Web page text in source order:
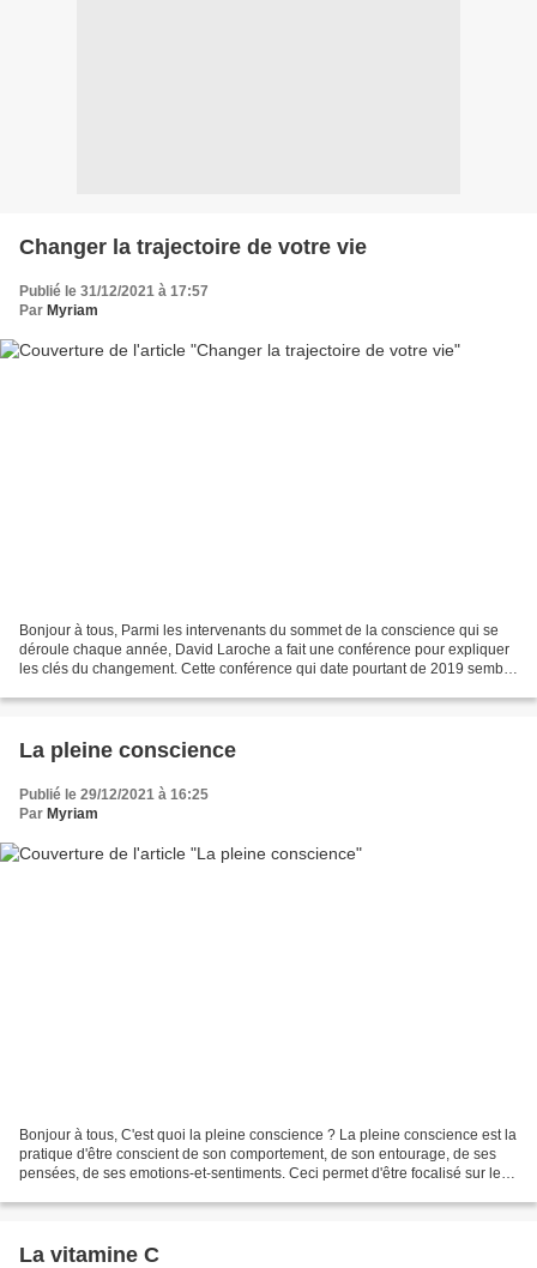
Changer la trajectoire de votre vie
Publié le 31/12/2021 à 17:57
Par Myriam
Bonjour à tous, Parmi les intervenants du sommet de la conscience qui se
déroule chaque année, David Laroche a fait une conférence pour expliquer
les clés du changement. Cette conférence qui date pourtant de 2019 semble
La pleine conscience
Publié le 29/12/2021 à 16:25
Par Myriam
Bonjour à tous, C'est quoi la pleine conscience ? La pleine conscience est la
pratique d'être conscient de son comportement, de son entourage, de ses
pensées, de ses emotions-et-sentiments. Ceci permet d'être focalisé sur le
La vitamine C